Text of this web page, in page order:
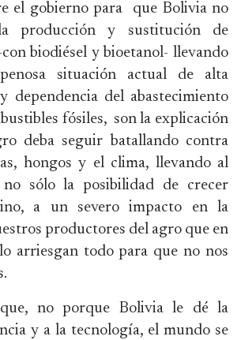
el gobierno para que Bolivia no
producción y sustitución de
biodiésel y bioetanol- llevando
situación actual de alta
dependencia del abastecimiento
fósiles, son la explicación
deba seguir batallando contra
hongos y el clima, llevando al
sólo la posibilidad de crecer
a un severo impacto en la
productores del agro que en
arriesgan todo para que no nos
no porque Bolivia le dé la
y a la tecnología, el mundo se